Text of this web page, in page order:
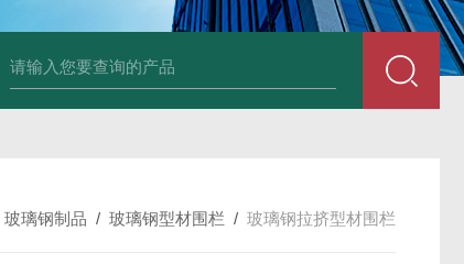
PP风帽 组合式空调机组 单层百叶
玻璃钢制品 / 玻璃钢型材围栏 / 玻璃钢拉挤型材围栏